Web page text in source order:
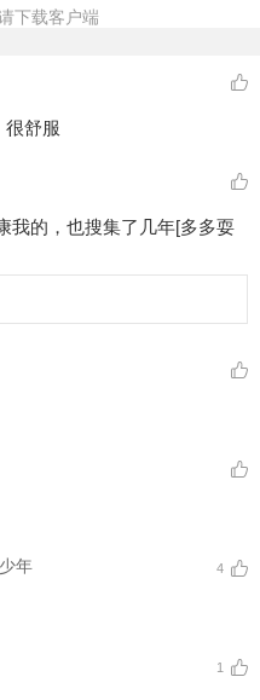
下载客户端
很舒服
我的，也搜集了几年[多多耍
年 4
1